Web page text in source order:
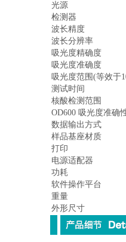
光源
检测器
波长精度
波长分辨率
吸光度精确度
吸光度准确度
吸光度范围(等效于
测试时间
核酸检测范围
OD600 吸光度准确
数据输出方式
样品基座材质
打印
电源适配器
功耗
软件操作平台
重量
外形尺寸